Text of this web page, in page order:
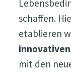
schaffen.
etablieren
mit den